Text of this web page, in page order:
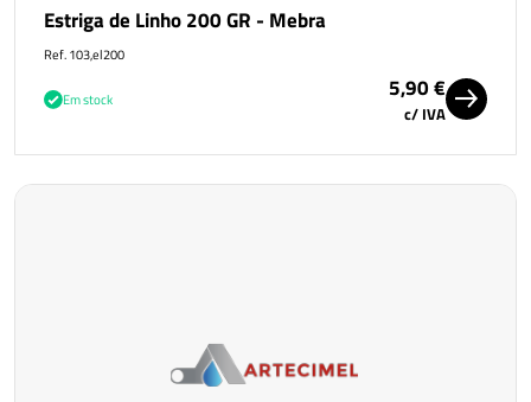
Estriga de Linho 200 GR - Mebra
Ref. 103,el200
Em stock 5,90 €
c/ IVA